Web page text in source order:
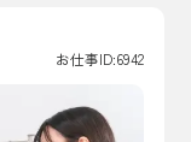
お仕事ID:6942